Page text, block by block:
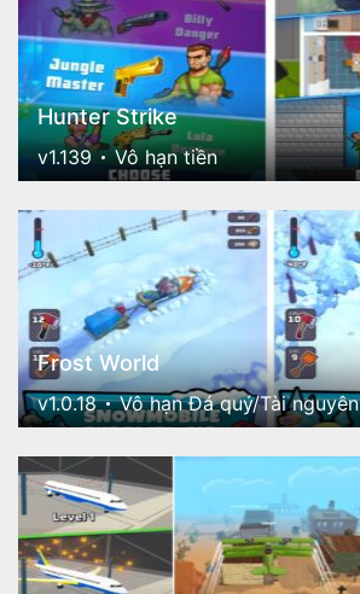
Hunter Strike
v1.139 Vô hạn tiền
Frost World
v1.0.18 Vô hạn Đá quý/Tài nguyên